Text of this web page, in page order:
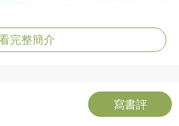
完整簡介
寫書評